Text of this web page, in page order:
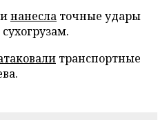
нанесла точные удары
транспортные